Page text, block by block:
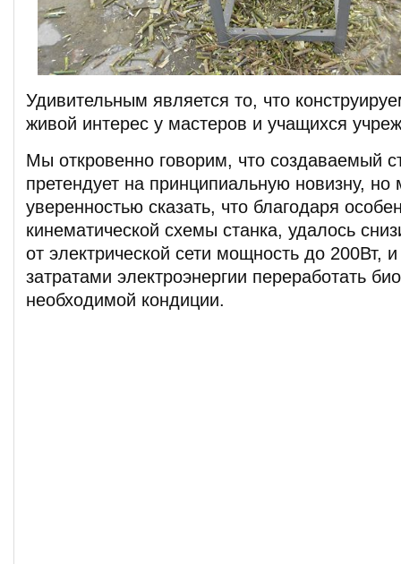
Удивительным является то, что
живой интерес у мастеров и учащихся
Мы откровенно говорим, что создаваемый
претендует на принципиальную новизну, но
уверенностью сказать, что благодаря
кинематической схемы станка, удалось
от электрической сети мощность до 200Вт,
затратами электроэнергии переработать
необходимой кондиции.